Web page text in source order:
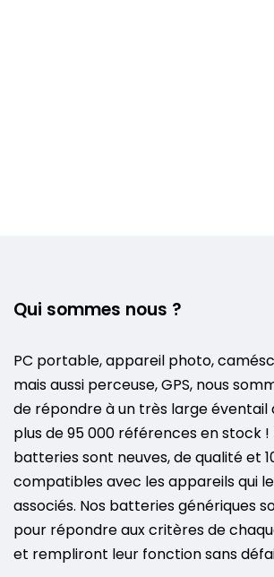
Qui sommes nous ?
PC portable, appareil photo,
mais aussi perceuse, GPS, nous
de répondre à un très large éventail
plus de 95 000 références en stock !
batteries sont neuves, de qualité et
compatibles avec les appareils qui
associés. Nos batteries génériques
pour répondre aux critères de
et rempliront leur fonction sans